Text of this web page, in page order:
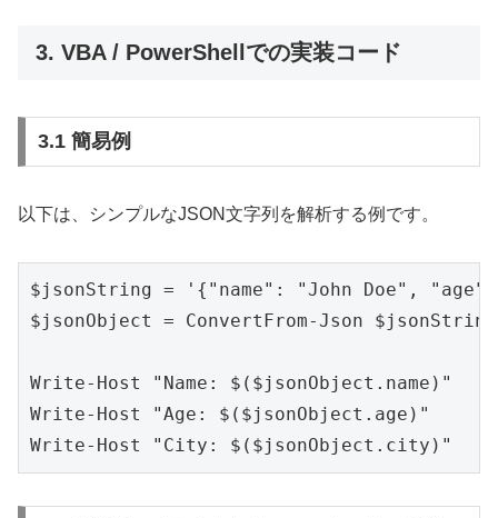
3. VBA / PowerShellでの実装コード
3.1 簡易例
以下は、シンプルなJSON文字列を解析する例です。
$jsonString = '{"name": "John Doe",
$jsonObject = ConvertFrom-Json $jsonString
Write-Host "Name: $($jsonObject.name)"
Write-Host "Age: $($jsonObject.age)"